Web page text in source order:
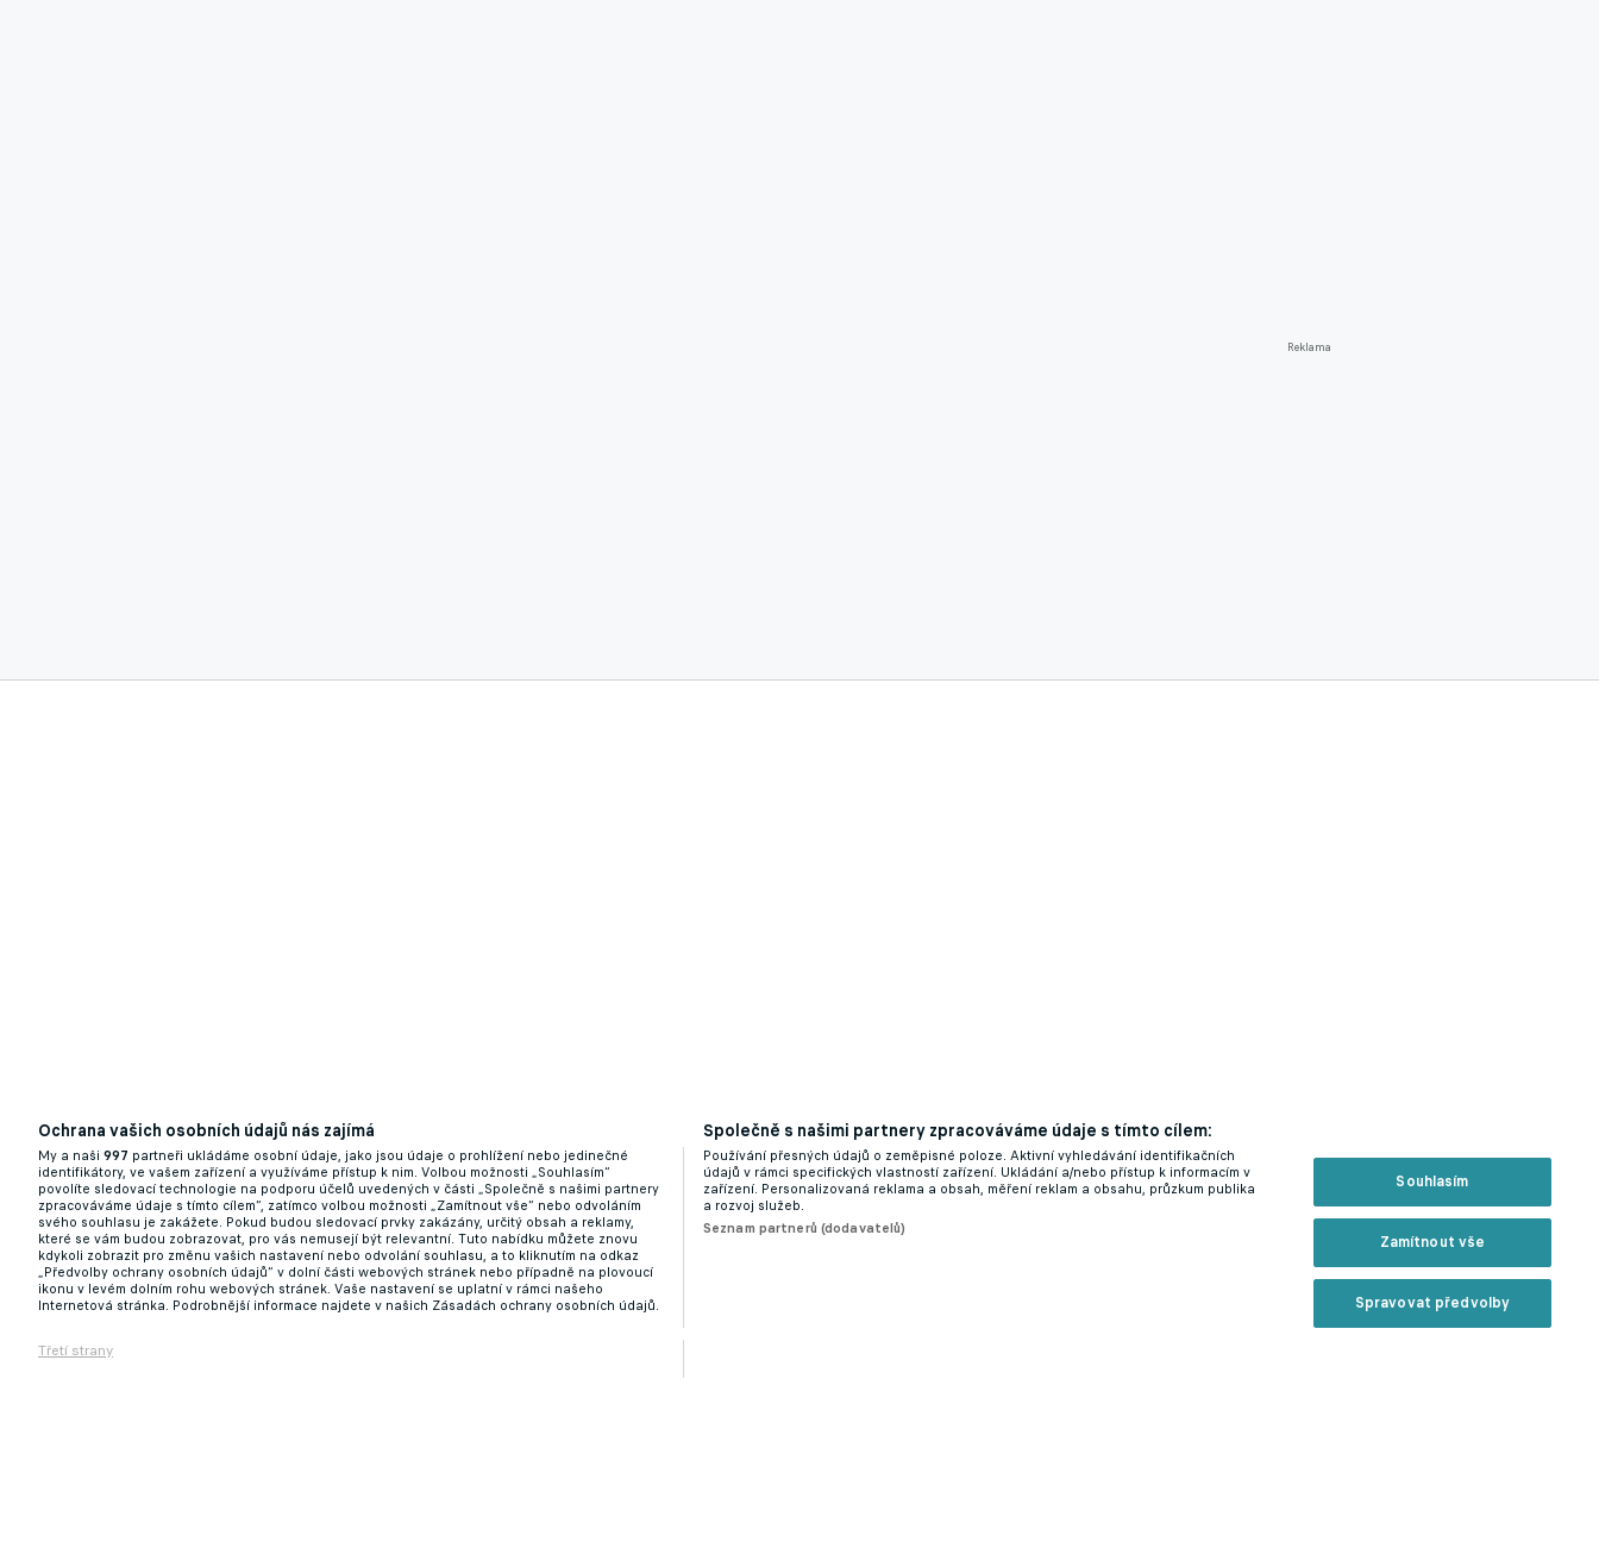
Reklama
Ochrana vašich osobních údajů nás zajímá
My a naši 997 partneři ukládáme osobní údaje, jako jsou údaje o prohlížení nebo jedinečné
identifikátory, ve vašem zařízení a využíváme přístup k nim. Volbou možnosti „Souhlasím“
povolíte sledovací technologie na podporu účelů uvedených v části „Společně s našimi partnery
zpracováváme údaje s tímto cílem“, zatímco volbou možnosti „Zamítnout vše“ nebo odvoláním
svého souhlasu je zakážete. Pokud budou sledovací prvky zakázány, určitý obsah a reklamy,
které se vám budou zobrazovat, pro vás nemusejí být relevantní. Tuto nabídku můžete znovu
kdykoli zobrazit pro změnu vašich nastavení nebo odvolání souhlasu, a to kliknutím na odkaz
„Předvolby ochrany osobních údajů“ v dolní části webových stránek nebo případně na plovoucí
ikonu v levém dolním rohu webových stránek. Vaše nastavení se uplatní v rámci našeho
Internetová stránka. Podrobnější informace najdete v našich Zásadách ochrany osobních údajů.
Třetí strany
Společně s našimi partnery zpracováváme údaje s tímto cílem:
Používání přesných údajů o zeměpisné poloze. Aktivní vyhledávání identifikačních
údajů v rámci specifických vlastností zařízení. Ukládání a/nebo přístup k informacím v
zařízení. Personalizovaná reklama a obsah, měření reklam a obsahu, průzkum publika
a rozvoj služeb.
Seznam partnerů (dodavatelů)
Souhlasím
Zamítnout vše
Spravovat předvolby